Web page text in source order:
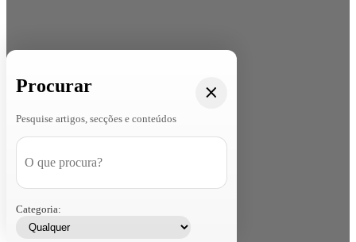
Procurar
Pesquise artigos, secções e conteúdos
Categoria: